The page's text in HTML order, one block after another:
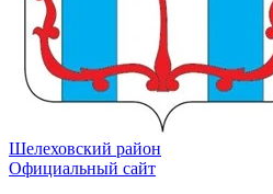
Шелеховский район
Официальный сайт